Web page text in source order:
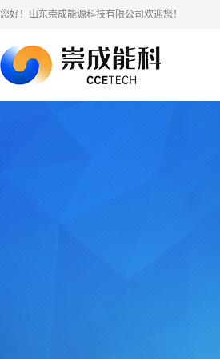
您好！山东崇成能源科技有限公司欢迎您！